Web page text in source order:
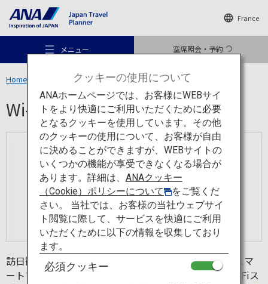
France
メニュー 空席照会・予約
おすすめの旅
旅のアイデア
行き先
旅のお役立ち情報
Home 旅のお役立ち情報 Wi-Fiスポットのご案内
Wi-Fiスポットのご案内
訪日観光客の方々に人気のアプリです。このアプリをスマ
ートフォンなどのデバイスにインストールすれば、Wi-Fiス
クッキーの使用について
ANAホームページでは、お客様にWEBサイ
トをより快適にご利用いただくために必要
となるクッキーを使用しています。その他
のクッキーの使用について、お客様が自由
に決めることができますが、WEBサイトの
いくつかの機能が享受できなくなる場合が
あります。詳細は、 ANAクッキー
（Cookie）ポリシーについて
をご覧くだ
さい。 当社では、お客様の当社ウェブサイ
ト閲覧に際して、サービスを快適にご利用
いただくために以下の情報を収集しており
ます。
必須クッキー